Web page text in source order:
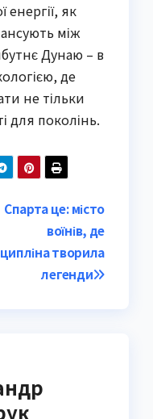
енергії, як
між
Дунаю – в
де
не тільки
для поколінь.
Спарта це: місто
воїнів, де
творила
легенди